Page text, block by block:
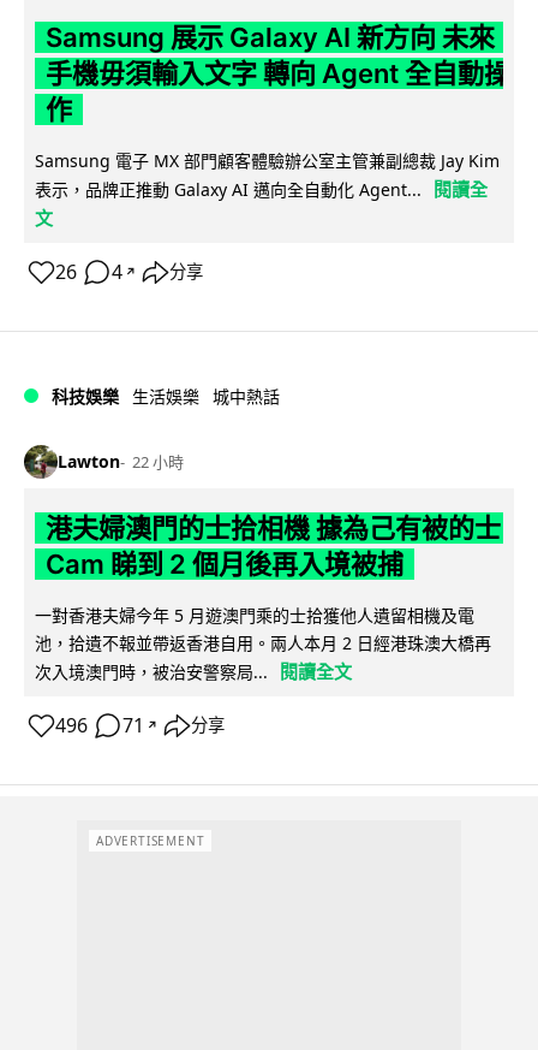
Samsung 展示 Galaxy AI 新方向 未來
手機毋須輸入文字 轉向 Agent 全自動操
作
Samsung 電子 MX 部門顧客體驗辦公室主管兼副總裁 Jay Kim
表示，品牌正推動 Galaxy AI 邁向全自動化 Agent...
閱讀全
文
26 4 ↗ 分享
科技娛樂 生活娛樂 城中熱話
Lawton 22 小時
港夫婦澳門的士拾相機 據為己有被的士
Cam 睇到 2 個月後再入境被捕
一對香港夫婦今年 5 月遊澳門乘的士拾獲他人遺留相機及電
池，拾遺不報並帶返香港自用。兩人本月 2 日經港珠澳大橋再
次入境澳門時，被治安警察局...
閱讀全文
496 71 ↗ 分享
ADVERTISEMENT